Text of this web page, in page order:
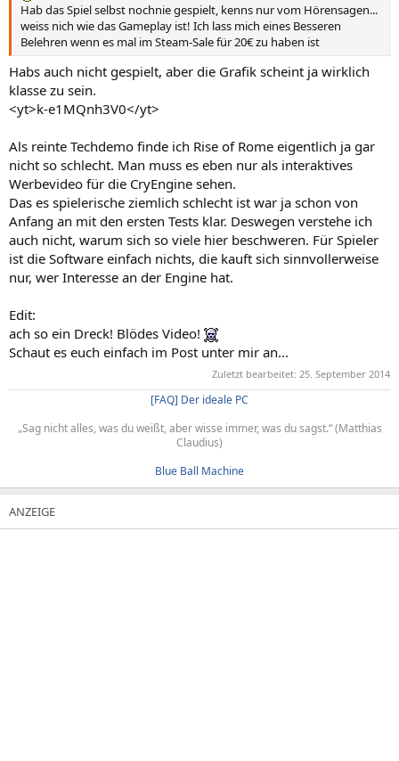
Hab das Spiel selbst nochnie gespielt, kenns nur vom Hörensagen...
weiss nich wie das Gameplay ist! Ich lass mich eines Besseren
Belehren wenn es mal im Steam-Sale für 20€ zu haben ist
Habs auch nicht gespielt, aber die Grafik scheint ja wirklich
klasse zu sein.
<yt>k-e1MQnh3V0</yt>
Als reinte Techdemo finde ich Rise of Rome eigentlich ja gar
nicht so schlecht. Man muss es eben nur als interaktives
Werbevideo für die CryEngine sehen.
Das es spielerische ziemlich schlecht ist war ja schon von
Anfang an mit den ersten Tests klar. Deswegen verstehe ich
auch nicht, warum sich so viele hier beschweren. Für Spieler
ist die Software einfach nichts, die kauft sich sinnvollerweise
nur, wer Interesse an der Engine hat.
Edit:
ach so ein Dreck! Blödes Video!
Schaut es euch einfach im Post unter mir an...
Zuletzt bearbeitet: 25. September 2014
[FAQ] Der ideale PC
„Sag nicht alles, was du weißt, aber wisse immer, was du sagst.“ (Matthias
Claudius)​
Blue Ball Machine